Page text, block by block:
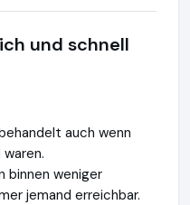
und schnell
auch wenn
binnen weniger
jemand erreichbar.